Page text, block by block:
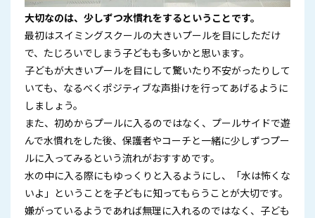
大切なのは、少しずつ水慣れをするということです。
最初はスイミングスクールの大きいプールを目にしただけ
で、たじろいでしまう子どもも多いかと思います。
子どもが大きいプールを目にして驚いたり不安がったりして
いても、なるべくポジティブな声掛けを行ってあげるように
しましょう。
また、初めからプールに入るのではなく、プールサイドで遊
んで水慣れをした後、保護者やコーチと一緒に少しずつプー
ルに入ってみるという流れがおすすめです。
水の中に入る際にもゆっくりと入るようにし、「水は怖くな
いよ」ということを子どもに知ってもらうことが大切です。
嫌がっているようであれば無理に入れるのではなく、子ども